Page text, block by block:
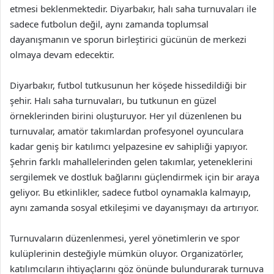
etmesi beklenmektedir. Diyarbakır, halı saha turnuvaları ile
sadece futbolun değil, aynı zamanda toplumsal
dayanışmanın ve sporun birleştirici gücünün de merkezi
olmaya devam edecektir.
Diyarbakır, futbol tutkusunun her köşede hissedildiği bir
şehir. Halı saha turnuvaları, bu tutkunun en güzel
örneklerinden birini oluşturuyor. Her yıl düzenlenen bu
turnuvalar, amatör takımlardan profesyonel oyunculara
kadar geniş bir katılımcı yelpazesine ev sahipliği yapıyor.
Şehrin farklı mahallelerinden gelen takımlar, yeteneklerini
sergilemek ve dostluk bağlarını güçlendirmek için bir araya
geliyor. Bu etkinlikler, sadece futbol oynamakla kalmayıp,
aynı zamanda sosyal etkileşimi ve dayanışmayı da artırıyor.
Turnuvaların düzenlenmesi, yerel yönetimlerin ve spor
kulüplerinin desteğiyle mümkün oluyor. Organizatörler,
katılımcıların ihtiyaçlarını göz önünde bulundurarak turnuva